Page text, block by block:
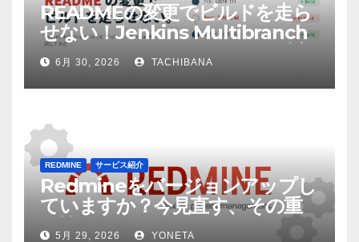
READMEの変更でビルドを走ら
せない！Jenkins Multibranch
build strategy extensionを試
してみた
6月 30, 2026 TACHIBANA
REDMINE サービス紹介
Redmineをバージョンアップし
ていますか？今見直す、その重
要性
5月 29, 2026 YONETA